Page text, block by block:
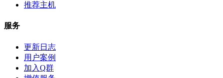
推荐主机
服务
更新日志
用户案例
加入Q群